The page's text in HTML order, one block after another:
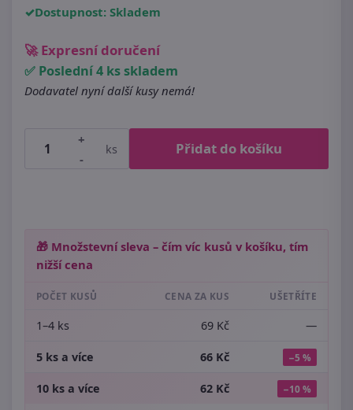
Dostupnost: Skladem
🚀 Expresní doručení
✅ Poslední 4 ks skladem
Dodavatel nyní další kusy nemá!
+
-
ks Přidat do košíku
🎁 Množstevní sleva – čím víc kusů v košíku, tím
nižší cena
POČET KUSŮ CENA ZA KUS UŠETŘÍTE
1–4 ks 69 Kč —
5 ks a více 66 Kč −5 %
10 ks a více 62 Kč −10 %